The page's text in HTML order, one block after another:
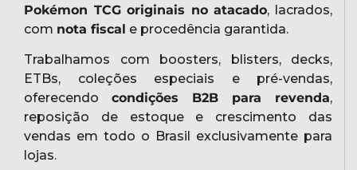
Pokémon TCG originais no atacado, lacrados,
com nota fiscal e procedência garantida.
Trabalhamos com boosters, blisters, decks,
ETBs, coleções especiais e pré-vendas,
oferecendo condições B2B para revenda,
reposição de estoque e crescimento das
vendas em todo o Brasil exclusivamente para
lojas.